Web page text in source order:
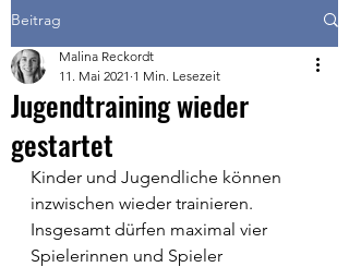
Beitrag
Jugendtraining wieder
gestartet
Malina Reckordt
11. Mai 2021 1 Min. Lesezeit
Kinder und Jugendliche können
inzwischen wieder trainieren.
Insgesamt dürfen maximal vier
Spielerinnen und Spieler